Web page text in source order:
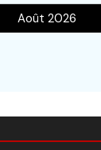
Août 2026